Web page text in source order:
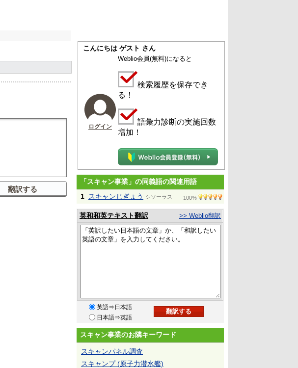
こんにちは ゲスト さん
ログイン
Weblio会員(無料)になると
検索履歴を保存でき
る！
語彙力診断の実施回数
増加！
「スキャン事業」の同義語の関連用語
1
スキャンじぎょう シソーラス 100%
英和和英テキスト翻訳 >> Weblio翻訳
英語⇒日本語
日本語⇒英語
スキャン事業のお隣キーワード
スキャンパネル調査
スキャンプ (原子力潜水艦)